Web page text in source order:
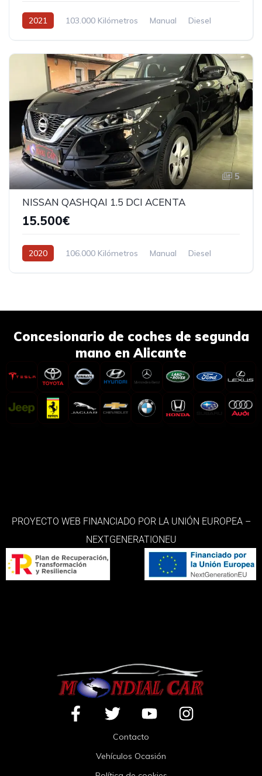
2021 103.000 Kilómetros Manual Diesel
5
NISSAN QASHQAI 1.5 DCI ACENTA
15.500€
2020 106.000 Kilómetros Manual Diesel
Concesionario de coches de segunda
mano en Alicante
PROYECTO WEB FINANCIADO POR LA UNIÓN EUROPEA –
NEXTGENERATIONEU
Contacto
Vehículos Ocasión